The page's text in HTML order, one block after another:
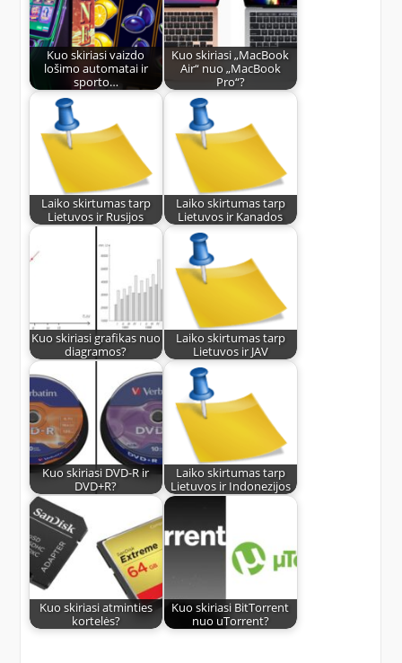
Kuo skiriasi vaizdo
lošimo automatai ir
sporto…
Kuo skiriasi „MacBook
Air“ nuo „MacBook
Pro“?
Laiko skirtumas tarp
Lietuvos ir Rusijos
Laiko skirtumas tarp
Lietuvos ir Kanados
Kuo skiriasi grafikas nuo
diagramos?
Laiko skirtumas tarp
Lietuvos ir JAV
Kuo skiriasi DVD-R ir
DVD+R?
Laiko skirtumas tarp
Lietuvos ir Indonezijos
Kuo skiriasi atminties
kortelės?
Kuo skiriasi BitTorrent
nuo uTorrent?